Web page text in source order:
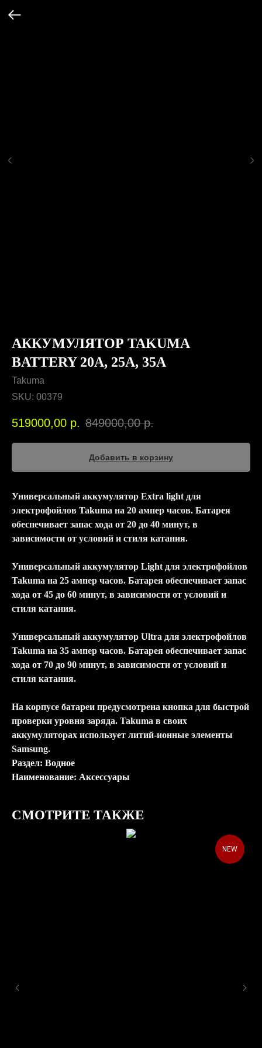
АККУМУЛЯТОР TAKUMA
BATTERY 20A, 25А, 35А
Takuma
SKU: 00379
519000,00 р. 849000,00 р.
Добавить в корзину
Универсальный аккумулятор Extra light для
электрофойлов Takuma на 20 ампер часов. Батарея
обеспечивает запас хода от 20 до 40 минут, в
зависимости от условий и стиля катания.
Универсальный аккумулятор Light для электрофойлов
Takuma на 25 ампер часов. Батарея обеспечивает запас
хода от 45 до 60 минут, в зависимости от условий и
стиля катания.
Универсальный аккумулятор Ultra для электрофойлов
Takuma на 35 ампер часов. Батарея обеспечивает запас
хода от 70 до 90 минут, в зависимости от условий и
стиля катания.
На корпусе батареи предусмотрена кнопка для быстрой
проверки уровня заряда. Takuma в своих
аккумуляторах использует литий-ионные элементы
Samsung.
Раздел: Водное
Наименование: Аксессуары
СМОТРИТЕ ТАКЖЕ
NEW